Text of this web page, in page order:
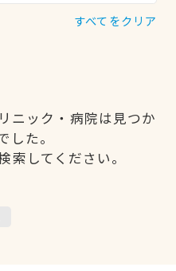
すべてをクリア
ニック・病院は見つか
した。
索してください。